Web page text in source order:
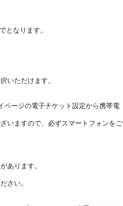
となります。
いただけます。
ページの電子チケット設定から携帯電
いますので、必ずスマートフォンをご
あります。
さい。